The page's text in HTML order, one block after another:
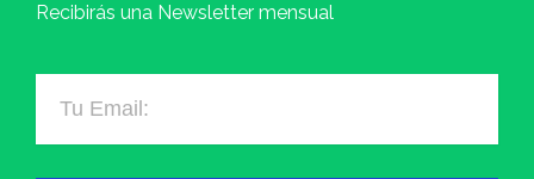
Recibirás una Newsletter mensual